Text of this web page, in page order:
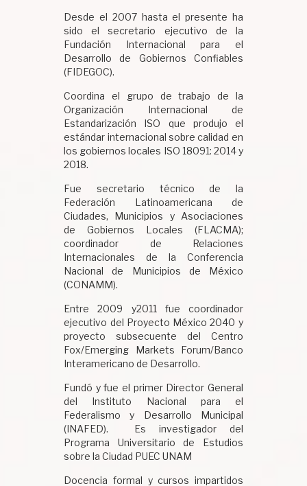
Desde el 2007 hasta el presente ha
sido el secretario ejecutivo de la
Fundación Internacional para el
Desarrollo de Gobiernos Confiables
(FIDEGOC).
Coordina el grupo de trabajo de la
Organización Internacional de
Estandarización ISO que produjo el
estándar internacional sobre calidad en
los gobiernos locales ISO 18091: 2014 y
2018.
Fue secretario técnico de la
Federación Latinoamericana de
Ciudades, Municipios y Asociaciones
de Gobiernos Locales (FLACMA);
coordinador de Relaciones
Internacionales de la Conferencia
Nacional de Municipios de México
(CONAMM).
Entre 2009 y2011 fue coordinador
ejecutivo del Proyecto México 2040 y
proyecto subsecuente del Centro
Fox/Emerging Markets Forum/Banco
Interamericano de Desarrollo.
Fundó y fue el primer Director General
del Instituto Nacional para el
Federalismo y Desarrollo Municipal
(INAFED). Es investigador del
Programa Universitario de Estudios
sobre la Ciudad PUEC UNAM
Docencia formal y cursos impartidos